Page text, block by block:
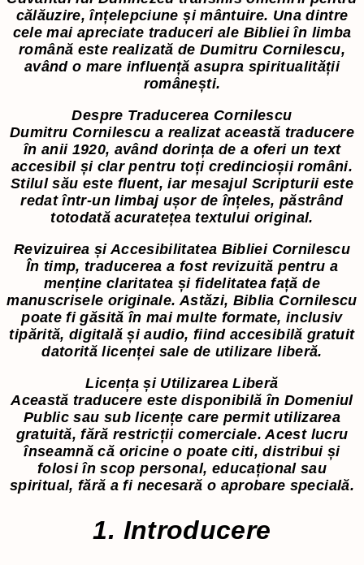
călăuzire, înțelepciune și mântuire. Una dintre
cele mai apreciate traduceri ale Bibliei în limba
română este realizată de Dumitru Cornilescu,
având o mare influență asupra spiritualității
românești.
Despre Traducerea Cornilescu
Dumitru Cornilescu a realizat această traducere
în anii 1920, având dorința de a oferi un text
accesibil și clar pentru toți credincioșii români.
Stilul său este fluent, iar mesajul Scripturii este
redat într-un limbaj ușor de înțeles, păstrând
totodată acuratețea textului original.
Revizuirea și Accesibilitatea Bibliei Cornilescu
În timp, traducerea a fost revizuită pentru a
menține claritatea și fidelitatea față de
manuscrisele originale. Astăzi, Biblia Cornilescu
poate fi găsită în mai multe formate, inclusiv
tipărită, digitală și audio, fiind accesibilă gratuit
datorită licenței sale de utilizare liberă.
Licența și Utilizarea Liberă
Această traducere este disponibilă în Domeniul
Public sau sub licențe care permit utilizarea
gratuită, fără restricții comerciale. Acest lucru
înseamnă că oricine o poate citi, distribui și
folosi în scop personal, educațional sau
spiritual, fără a fi necesară o aprobare specială.
1. Introducere